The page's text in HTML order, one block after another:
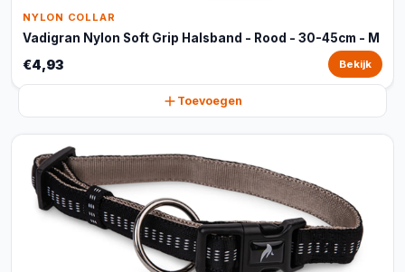
NYLON COLLAR
Vadigran Nylon Soft Grip Halsband - Rood - 30-45cm - M
€4,93 Bekijk
Toevoegen